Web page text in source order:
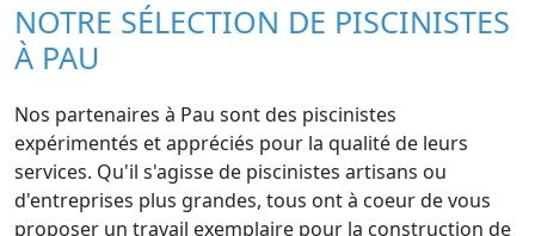
NOTRE SÉLECTION DE PISCINISTES
À PAU
Nos partenaires à Pau sont des piscinistes
expérimentés et appréciés pour la qualité de leurs
services. Qu'il s'agisse de piscinistes artisans ou
d'entreprises plus grandes, tous ont à coeur de vous
proposer un travail exemplaire pour la construction de